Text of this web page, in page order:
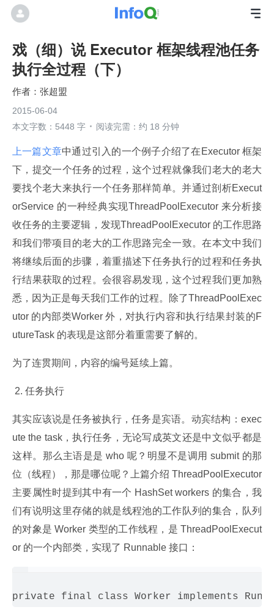
戏（细）说 Executor 框架线程池任务
执行全过程（下）
张超盟
2015-06-04
本文字数：5448 字
阅读完需：约 18 分钟
上一篇文章中通过引入的一个例子介绍了在Executor 框架
下，提交一个任务的过程，这个过程就像我们老大的老大
要找个老大来执行一个任务那样简单。并通过剖析Execut
orService 的一种经典实现ThreadPoolExecutor 来分析接
收任务的主要逻辑，发现ThreadPoolExecutor 的工作思路
和我们带项目的老大的工作思路完全一致。在本文中我们
将继续后面的步骤，着重描述下任务执行的过程和任务执
行结果获取的过程。会很容易发现，这个过程我们更加熟
悉，因为正是每天我们工作的过程。除了ThreadPoolExec
utor 的内部类Worker 外，对执行内容和执行结果封装的F
utureTask 的表现是这部分着重需要了解的。
为了连贯期间，内容的编号延续上篇。
2. 任务执行
其实应该说是任务被执行，任务是宾语。动宾结构：exec
ute the task，执行任务，无论写成英文还是中文似乎都是
这样。那么主语是是 who 呢？明显不是调用 submit 的那
位（线程），那是哪位呢？上篇介绍 ThreadPoolExecutor
主要属性时提到其中有一个 HashSet workers 的集合，我
们有说明这里存储的就是线程池的工作队列的集合，队列
的对象是 Worker 类型的工作线程，是 ThreadPoolExecut
or 的一个内部类，实现了 Runnable 接口：